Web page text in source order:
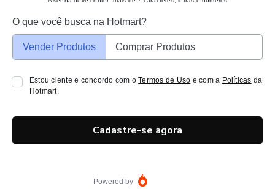
O que você busca na Hotmart?
Vender Produtos Comprar Produtos
Estou ciente e concordo com oTermos de Uso e com a Políticas da
Hotmart.
Cadastre-se agora
Powered by